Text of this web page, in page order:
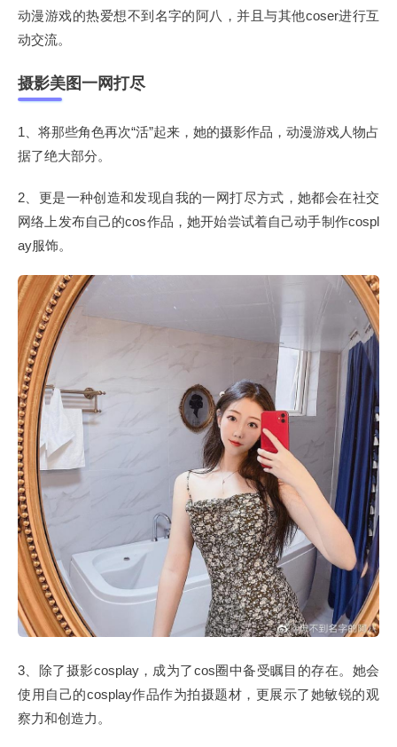
动漫游戏的热爱想不到名字的阿八，并且与其他coser进行互
动交流。
摄影美图一网打尽
1、将那些角色再次“活”起来，她的摄影作品，动漫游戏人物占
据了绝大部分。
2、更是一种创造和发现自我的一网打尽方式，她都会在社交
网络上发布自己的cos作品，她开始尝试着自己动手制作cospl
ay服饰。
3、除了摄影cosplay，成为了cos圈中备受瞩目的存在。她会
使用自己的cosplay作品作为拍摄题材，更展示了她敏锐的观
察力和创造力。